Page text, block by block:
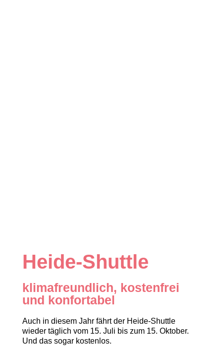
Heide-Shuttle
klimafreundlich, kostenfrei
und konfortabel
Auch in diesem Jahr fährt der Heide-Shuttle
wieder täglich vom 15. Juli bis zum 15. Oktober.
Und das sogar kostenlos.